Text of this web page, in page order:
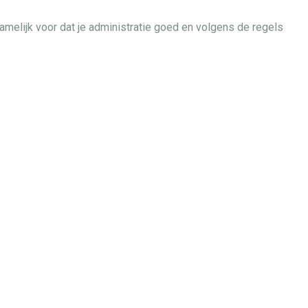
voor dat je administratie goed en volgens de regels